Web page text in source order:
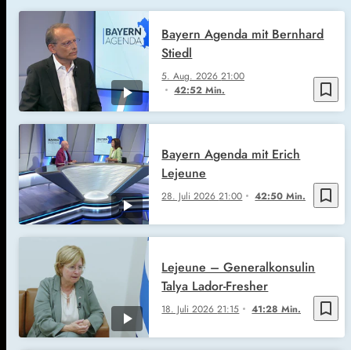
bookmark_border
5. Aug. 202621:00
42:52 Min.
Bayern Agenda mit Bernhard
Stiedl
bookmark_border
28. Juli 202621:00 42:50 Min.
Bayern Agenda mit Erich
Lejeune
bookmark_border
18. Juli 202621:15 41:28 Min.
Lejeune – Generalkonsulin
Talya Lador-Fresher